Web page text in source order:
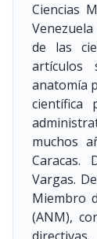
Ciencias
Venezuela
de las
artículos
anatomía
científica
muchos
Caracas.
Vargas.
Miembro
(ANM),